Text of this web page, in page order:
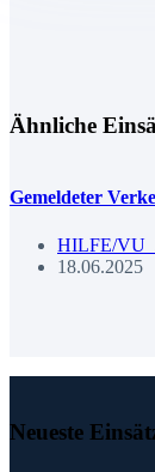
Ähnliche
Gemeldeter
HILFE/
18.06.2025
Neueste